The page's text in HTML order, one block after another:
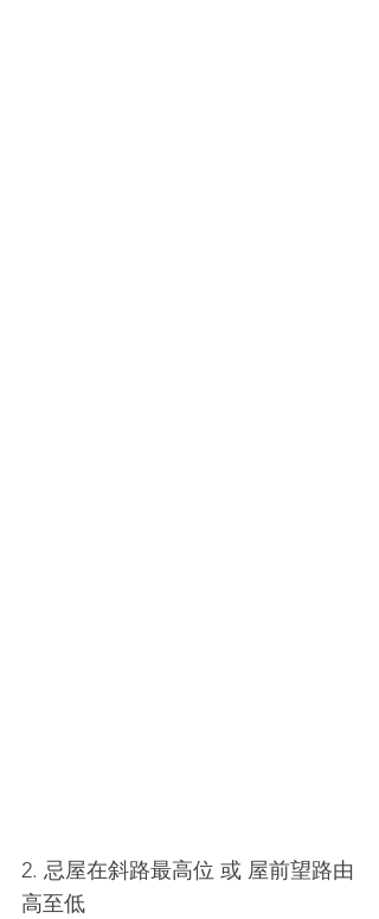
2. 忌屋在斜路最高位 或 屋前望路由
高至低